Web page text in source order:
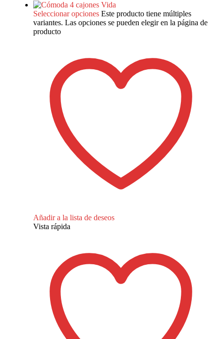
Seleccionar opciones Este producto tiene múltiples
variantes. Las opciones se pueden elegir en la página de
producto
Añadir a la lista de deseos
Vista rápida